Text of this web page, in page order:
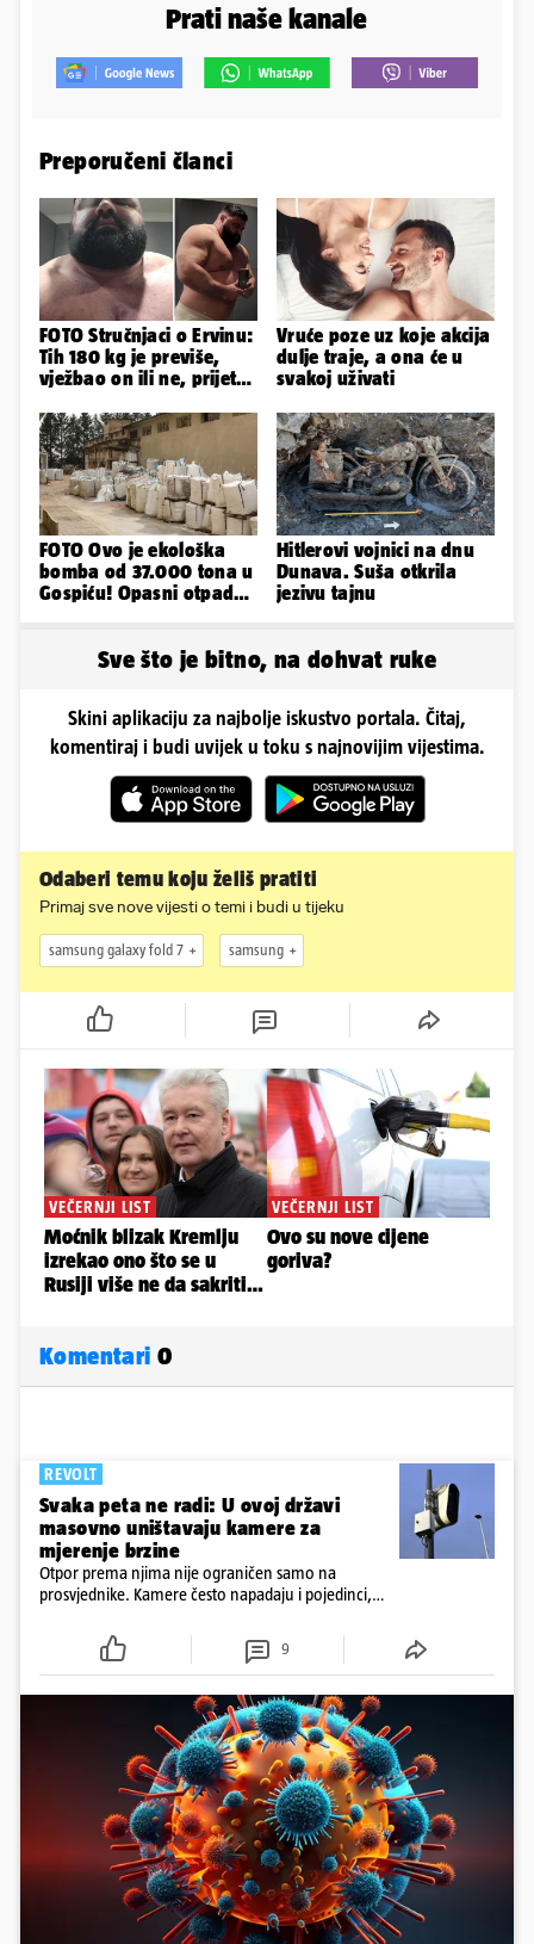
Prati naše kanale
Preporučeni članci
FOTO Stručnjaci o Ervinu:
Tih 180 kg je previše,
vježbao on ili ne, prijete
Vruće poze uz koje akcija
dulje traje, a ona će u
svakoj uživati
FOTO Ovo je ekološka
bomba od 37.000 tona u
Gospiću! Opasni otpad
Hitlerovi vojnici na dnu
Dunava. Suša otkrila
jezivu tajnu
Sve što je bitno, na dohvat ruke
Skini aplikaciju za najbolje iskustvo portala. Čitaj,
komentiraj i budi uvijek u toku s najnovijim vijestima.
Odaberi temu koju želiš pratiti
Primaj sve nove vijesti o temi i budi u tijeku
samsung galaxy fold 7 samsung
Komentari 0
REVOLT
Svaka peta ne radi: U ovoj državi
masovno uništavaju kamere za
mjerenje brzine
Otpor prema njima nije ograničen samo na
prosvjednike. Kamere često napadaju i pojedinci,
9